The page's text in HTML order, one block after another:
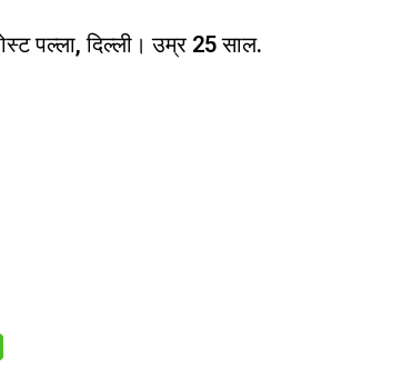
पल्ला, दिल्ली। उम्र 25 साल.